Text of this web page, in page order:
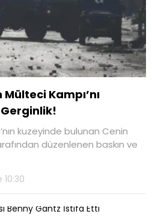
Kampı’nı
Gerginlik!
kuzeyinde bulunan Cenin
düzenlenen baskın ve